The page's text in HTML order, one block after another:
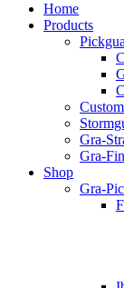
Home
Products
Gra-
Gra-
Shop
Gra-